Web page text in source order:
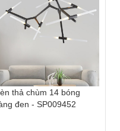
thả chùm 14 bóng
đen - SP009452